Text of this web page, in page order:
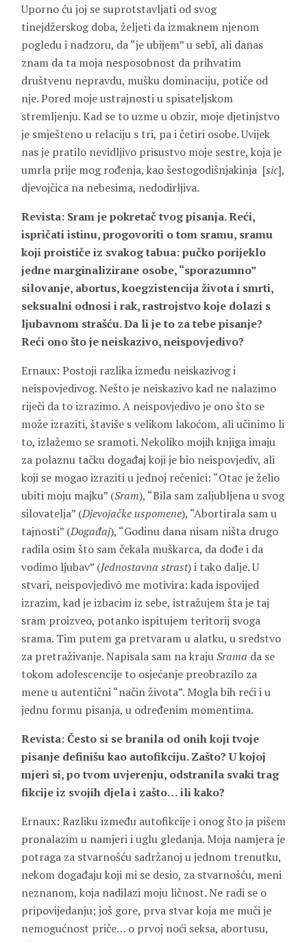
Uporno ću joj se suprotstavljati od svog
tinejdžerskog doba, željeti da izmaknem njenom
pogledu i nadzoru, da “je ubijem” u sebi, ali danas
znam da ta moja nesposobnost da prihvatim
društvenu nepravdu, mušku dominaciju, potiče od
nje. Pored moje ustrajnosti u spisateljskom
stremljenju. Kad se to uzme u obzir, moje djetinjstvo
je smješteno u relaciju s tri, pa i četiri osobe. Uvijek
nas je pratilo nevidljivo prisustvo moje sestre, koja je
umrla prije mog rođenja, kao šestogodišnjakinja [sic],
djevojčica na nebesima, nedodirljiva.
Revista: Sram je pokretač tvog pisanja. Reći,
ispričati istinu, progovoriti o tom sramu, sramu
koji proističe iz svakog tabua: pučko porijeklo
jedne marginalizirane osobe, “sporazumno”
silovanje, abortus, koegzistencija života i smrti,
seksualni odnosi i rak, rastrojstvo koje dolazi s
ljubavnom strašću. Da li je to za tebe pisanje?
Reći ono što je neiskazivo, neispovjedivo?
Ernaux: Postoji razlika između neiskazivog i
neispovjedivog. Nešto je neiskazivo kad ne nalazimo
riječi da to izrazimo. A neispovjedivo je ono što se
može izraziti, štaviše s velikom lakoćom, ali učinimo li
to, izlažemo se sramoti. Nekoliko mojih knjiga imaju
za polaznu tačku događaj koji je bio neispovjediv, ali
koji se mogao izraziti u jednoj rečenici: “Otac je želio
ubiti moju majku” (Sram), “Bila sam zaljubljena u svog
silovatelja” (Djevojačke uspomene), “Abortirala sam u
tajnosti” (Događaj), “Godinu dana nisam ništa drugo
radila osim što sam čekala muškarca, da dođe i da
vodimo ljubav” (Jednostavna strast) i tako dalje. U
stvari, neispovjedivō me motivira: kada ispovijed
izrazim, kad je izbacim iz sebe, istražujem šta je taj
sram proizveo, potanko ispitujem teritorij svoga
srama. Tim putem ga pretvaram u alatku, u sredstvo
za pretraživanje. Napisala sam na krajuSrama da se
tokom adolescencije to osjećanje preobrazilo za
mene u autentični “način života”. Mogla bih reći i u
jednu formu pisanja, u određenim momentima.
Revista: Često si se branila od onih koji tvoje
pisanje definišu kao autofikciju. Zašto? U kojoj
mjeri si, po tvom uvjerenju, odstranila svaki trag
fikcije iz svojih djela i zašto… ili kako?
Ernaux: Razliku između autofikcije i onog što ja pišem
pronalazim u namjeri i uglu gledanja. Moja namjera je
potraga za stvarnošću sadržanoj u jednom trenutku,
nekom događaju koji mi se desio, za stvarnošću, meni
neznanom, koja nadilazi moju ličnost. Ne radi se o
pripovijedanju; još gore, prva stvar koja me muči je
nemogućnost priče… o prvoj noći seksa, abortusu,